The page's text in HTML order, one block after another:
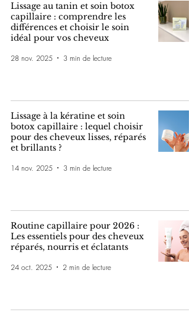
Lissage au tanin et soin botox
capillaire : comprendre les
différences et choisir le soin
idéal pour vos cheveux
28 nov. 2025 3 min de lecture
Lissage à la kératine et soin
botox capillaire : lequel choisir
pour des cheveux lisses, réparés
et brillants ?
14 nov. 2025 3 min de lecture
Routine capillaire pour 2026 :
Les essentiels pour des cheveux
réparés, nourris et éclatants
24 oct. 2025 2 min de lecture